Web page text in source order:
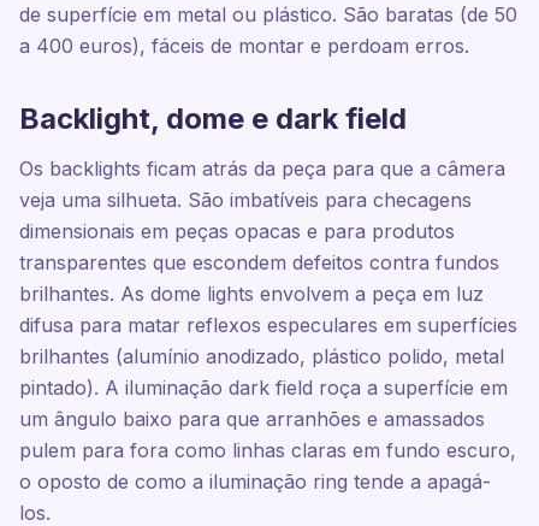
de superfície em metal ou plástico. São baratas (de 50
a 400 euros), fáceis de montar e perdoam erros.
Backlight, dome e dark field
Os backlights ficam atrás da peça para que a câmera
veja uma silhueta. São imbatíveis para checagens
dimensionais em peças opacas e para produtos
transparentes que escondem defeitos contra fundos
brilhantes. As dome lights envolvem a peça em luz
difusa para matar reflexos especulares em superfícies
brilhantes (alumínio anodizado, plástico polido, metal
pintado). A iluminação dark field roça a superfície em
um ângulo baixo para que arranhões e amassados
pulem para fora como linhas claras em fundo escuro,
o oposto de como a iluminação ring tende a apagá-
los.